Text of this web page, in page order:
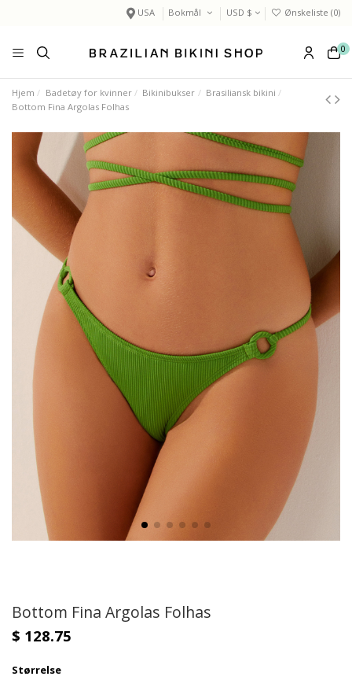
USA Bokmål USD $ Ønskeliste (0)
0
Hjem Badetøy for kvinner Bikinibukser
Brasiliansk bikini
Bottom Fina Argolas Folhas
Bottom Fina Argolas Folhas
$ 128.75
Størrelse